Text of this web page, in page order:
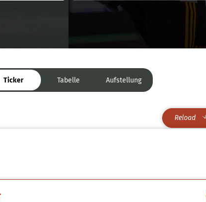
Ticker Tabelle Aufstellung
Reload